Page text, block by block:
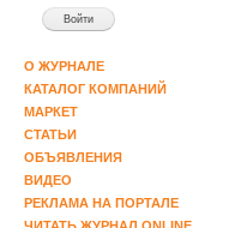
О ЖУРНАЛЕ
КАТАЛОГ КОМПАНИЙ
МАРКЕТ
СТАТЬИ
ОБЪЯВЛЕНИЯ
ВИДЕО
РЕКЛАМА НА ПОРТАЛЕ
ЧИТАТЬ ЖУРНАЛ ONLINE